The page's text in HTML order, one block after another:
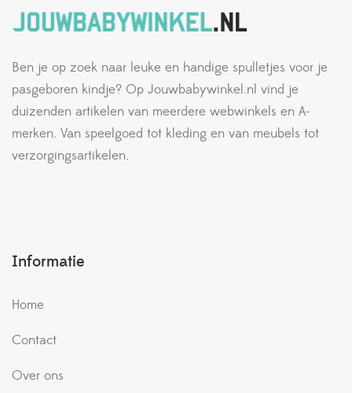
Ben je op zoek naar leuke en handige spulletjes voor je
pasgeboren kindje? Op Jouwbabywinkel.nl vind je
duizenden artikelen van meerdere webwinkels en A-
merken. Van speelgoed tot kleding en van meubels tot
verzorgingsartikelen.
Informatie
Home
Contact
Over ons